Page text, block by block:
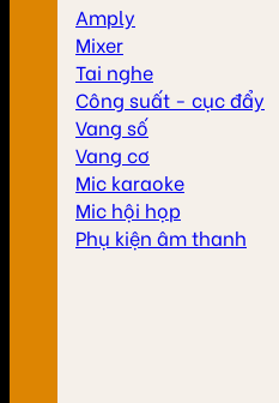
Amply
Mixer
Tai nghe
Công suất - cục đẩy
Vang số
Vang cơ
Mic karaoke
Mic hội họp
Phụ kiện âm thanh